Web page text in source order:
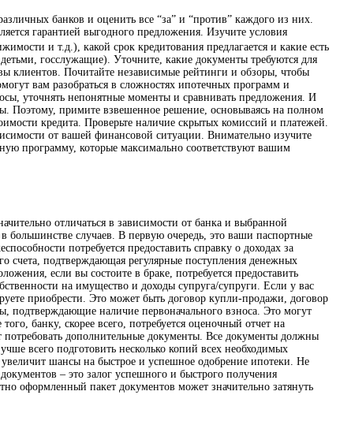
банков и оценить все “за” и “против” каждого из них.
гарантией выгодного предложения. Изучите условия
и т.д.), какой срок кредитования предлагается и какие есть
госслужащие). Уточните, какие документы требуются для
клиентов. Почитайте независимые рейтинги и обзоры, чтобы
вам разобраться в сложностях ипотечных программ и
уточнять непонятные моменты и сравнивать предложения. И
Поэтому, примите взвешенное решение, основываясь на полном
кредита. Проверьте наличие скрытых комиссий и платежей.
от вашей финансовой ситуации. Внимательно изучите
программу, которые максимально соответствуют вашим
отличаться в зависимости от банка и выбранной
большинстве случаев. В первую очередь, это ваши паспортные
потребуется предоставить справку о доходах за
счета, подтверждающая регулярные поступления денежных
если вы состоите в браке, потребуется предоставить
на имущество и доходы супруга/супруги. Если у вас
приобрести. Это может быть договор купли-продажи, договор
подтверждающие наличие первоначального взноса. Это могут
банку, скорее всего, потребуется оценочный отчет на
дополнительные документы. Все документы должны
всего подготовить несколько копий всех необходимых
шансы на быстрое и успешное одобрение ипотеки. Не
– это залог успешного и быстрого получения
оформленный пакет документов может значительно затянуть